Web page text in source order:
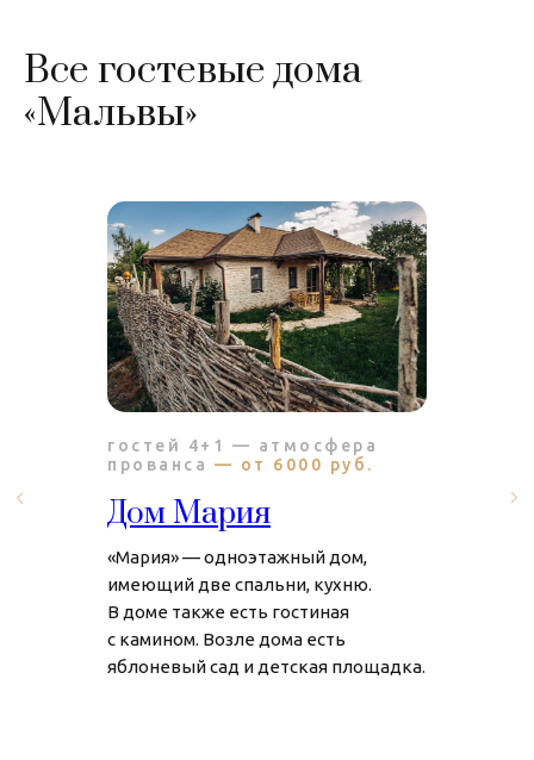
Все гостевые дома
«Мальвы»
гостей 4+1 — атмосфера
прованса — от 6000 руб.
Дом Мария
«Мария» — одноэтажный дом,
имеющий две спальни, кухню.
В доме также есть гостиная
с камином. Возле дома есть
яблоневый сад и детская площадка.